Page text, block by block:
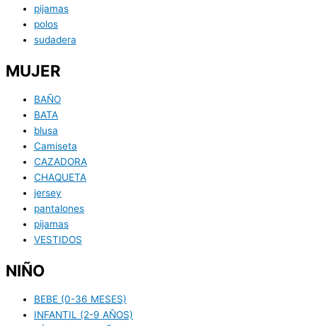
pijamas
polos
sudadera
MUJER
BAÑO
BATA
blusa
Camiseta
CAZADORA
CHAQUETA
jersey
pantalones
pijamas
VESTIDOS
NIÑO
BEBE (0-36 MESES)
INFANTIL (2-9 AÑOS)